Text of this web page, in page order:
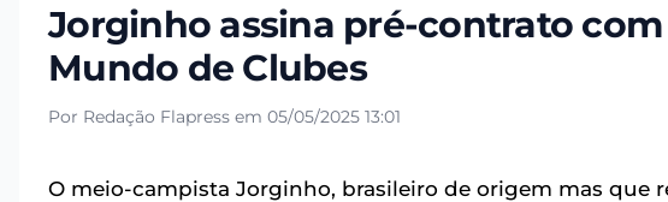
Jorginho assina pré-contrato
Mundo de Clubes
Por Redação Flapress em 05/05/2025 13:01
O meio-campista Jorginho, brasileiro de origem mas que